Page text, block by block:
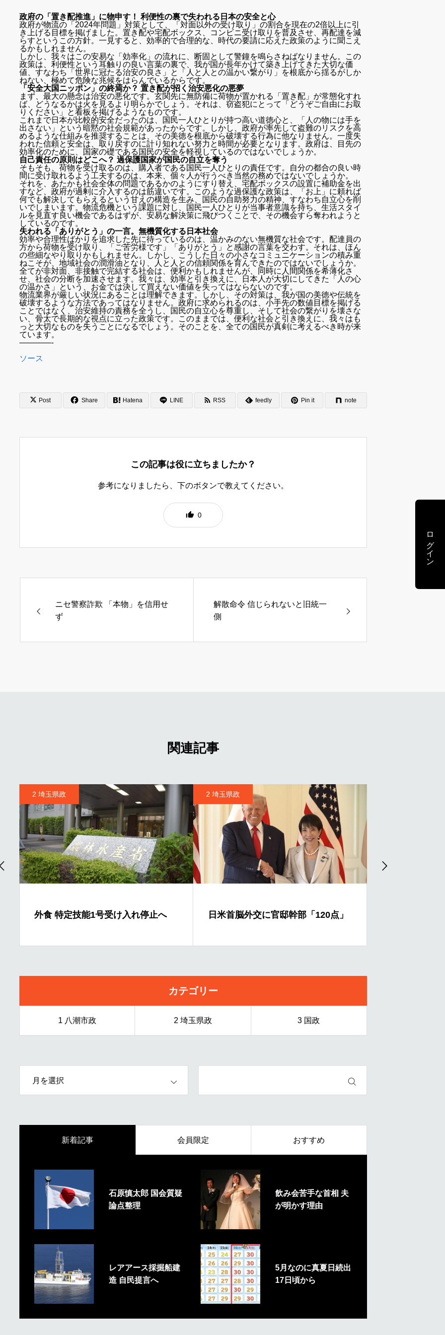
政府の「置き配推進」に物申す！ 利便性の裏で失われる日本の安全と心
政府が物流の「2024年問題」対策として、「対面以外の受け取り」の割合を現在の2倍以上に引
き上げる目標を掲げました。置き配や宅配ボックス、コンビニ受け取りを普及させ、再配達を減
らすというこの方針。一見すると、効率的で合理的な、時代の要請に応えた政策のように聞こえ
るかもしれません。
しかし、我々はこの安易な「効率化」の流れに、断固として警鐘を鳴らさねばなりません。この
政策は、利便性という耳触りの良い言葉の裏で、我が国が長年かけて築き上げてきた大切な価
値、すなわち「世界に冠たる治安の良さ」と「人と人との温かい繋がり」を根底から揺るがしか
ねない、極めて危険な兆候をはらんでいるからです。
「安全大国ニッポン」の終焉か？ 置き配が招く治安悪化の悪夢
まず、最大の懸念は治安の悪化です。玄関先に無防備に荷物が置かれる「置き配」が常態化すれ
ば、どうなるかは火を見るより明らかでしょう。それは、窃盗犯にとって「どうぞご自由にお取
りください」と看板を掲げるようなものです。
これまで日本が比較的安全だったのは、国民一人ひとりが持つ高い道徳心と、「人の物には手を
出さない」という暗黙の社会規範があったからです。しかし、政府が率先して盗難のリスクを高
めるような仕組みを推奨することは、その美徳を根底から破壊する行為に他なりません。一度失
われた信頼と安全は、取り戻すのに計り知れない努力と時間が必要となります。政府は、目先の
効率化のために、国家の礎である国民の安全を軽視しているのではないでしょうか。
自己責任の原則はどこへ？ 過保護国家が国民の自立を奪う
そもそも、荷物を受け取るのは、購入者である国民一人ひとりの責任です。自分の都合の良い時
間に受け取れるよう工夫するのは、本来、個々人が行うべき当然の務めではないでしょうか。
それを、あたかも社会全体の問題であるかのようにすり替え、宅配ボックスの設置に補助金を出
すなど、政府が過剰に介入するのは筋違いです。このような過保護な政策は、「お上」に頼れば
何でも解決してもらえるという甘えの構造を生み、国民の自助努力の精神、すなわち自立心を削
いでしまいます。物流危機という課題に対し、国民一人ひとりが当事者意識を持ち、生活スタイ
ルを見直す良い機会であるはずが、安易な解決策に飛びつくことで、その機会すら奪われようと
しているのです。
失われる「ありがとう」の一言。無機質化する日本社会
効率や合理性ばかりを追求した先に待っているのは、温かみのない無機質な社会です。配達員の
方から荷物を受け取り、「ご苦労様です」「ありがとう」と感謝の言葉を交わす。それは、ほん
の些細なやり取りかもしれません。しかし、こうした日々の小さなコミュニケーションの積み重
ねこそが、地域社会の潤滑油となり、人と人との信頼関係を育んできたのではないでしょうか。
全てが非対面、非接触で完結する社会は、便利かもしれませんが、同時に人間関係を希薄化さ
せ、社会の分断を加速させます。我々は、効率と引き換えに、日本人が大切にしてきた「人の心
の温かさ」という、お金では決して買えない価値を失ってはならないのです。
物流業界が厳しい状況にあることは理解できます。しかし、その対策は、我が国の美徳や伝統を
破壊するような方法であってはなりません。政府に求められるのは、小手先の数値目標を掲げる
ことではなく、治安維持の責務を全うし、国民の自立心を尊重し、そして社会の繋がりを壊さな
い、骨太で長期的な視点に立った政策です。このままでは、便利な社会と引き換えに、我々はも
っと大切なものを失うことになるでしょう。そのことを、全ての国民が真剣に考えるべき時が来
ています。
————-
ソース
Post Share Hatena LINE RSS feedly Pin it note
この記事は役に立ちましたか？
参考になりましたら、下のボタンで教えてください。
0
ニセ警察詐欺 「本物」を信用せ
ず
解散命令 信じられないと旧統一
側
関連記事
日米首脳外交に官邸幹部「120点」
2 埼玉県政
N党と統一会派組んでいない 首相
カテゴリー
1 八潮市政 2 埼玉県政 3 国政
新着記事 会員限定 おすすめ
石原慎太郎 国会質疑
論点整理
飲み会苦手な首相 夫
が明かす理由
レアアース採掘船建
造 自民提言へ
5月なのに真夏日続出
17日頃から
ログイン